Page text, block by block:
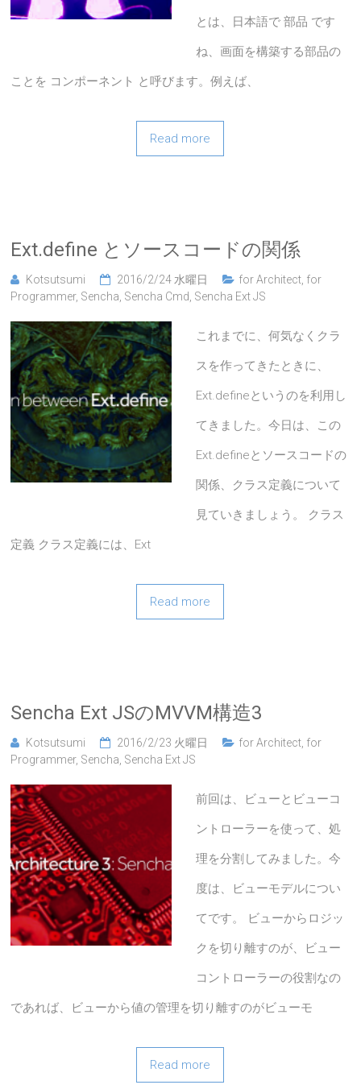
とは、日本語で 部品 です
ね、画面を構築する部品の
ことを コンポーネント と呼びます。例えば、
Read more
Ext.define とソースコードの関係
Kotsutsumi 2016/2/24 水曜日 for Architect for
Programmer, Sencha Sencha Cmd Sencha Ext JS
これまでに、何気なくクラ
スを作ってきたときに、
Ext.defineというのを利用し
てきました。今日は、この
Ext.defineとソースコードの
関係、クラス定義について
見ていきましょう。 クラス
定義 クラス定義には、Ext
Read more
Sencha Ext JSのMVVM構造3
Kotsutsumi 2016/2/23 火曜日 for Architect for
Programmer, Sencha Sencha Ext JS
前回は、ビューとビューコ
ントローラーを使って、処
理を分割してみました。今
度は、ビューモデルについ
てです。 ビューからロジッ
クを切り離すのが、ビュー
コントローラーの役割なの
であれば、ビューから値の管理を切り離すのがビューモ
Read more